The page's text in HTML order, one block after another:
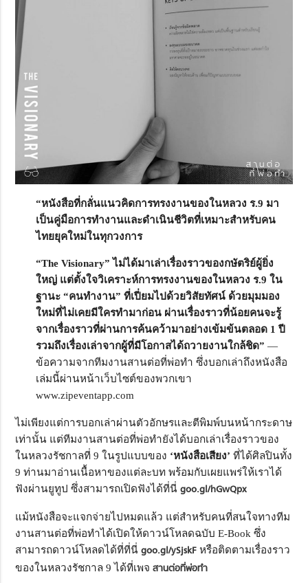
“หนังสือที่กลั่นแนวคิดการทรงงานของในหลวง ร.9 มา
เป็นคู่มือการทำงานและดำเนินชีวิตที่เหมาะสำหรับคน
ไทยยุคใหม่ในทุกวงการ
“The Visionary” ไม่ได้มาเล่าเรื่องราวของกษัตริย์ผู้ยิ่ง
ใหญ่ แต่ตั้งใจวิเคราะห์การทรงงานของในหลวง ร.9 ใน
ฐานะ “คนทำงาน” ที่เปี่ยมไปด้วยวิสัยทัศน์ ด้วยมุมมอง
ใหม่ที่ไม่เคยมีใครทำมาก่อน ผ่านเรื่องราวที่น้อยคนจะรู้
จากเรื่องราวที่ผ่านการค้นคว้ามาอย่างเข้มข้นตลอด 1 ปี
รวมถึงเรื่องเล่าจากผู้ที่มีโอกาสได้ถวายงานใกล้ชิด” —
ข้อความจากทีมงานสานต่อที่พ่อทำ ซึ่งบอกเล่าถึงหนังสือ
เล่มนี้ผ่านหน้าเว็บไซต์ของพวกเขา
www.zipeventapp.com
ไม่เพียงแต่การบอกเล่าผ่านตัวอักษรและตีพิมพ์บนหน้ากระดาษ
เท่านั้น แต่ทีมงานสานต่อที่พ่อทำยังได้บอกเล่าเรื่องราวของ
ในหลวงรัชกาลที่ 9 ในรูปแบบของ ‘หนังสือเสียง’ ที่ได้ศิลปินทั้ง
9 ท่านมาอ่านเนื้อหาของแต่ละบท พร้อมกับเผยแพร่ให้เราได้
ฟังผ่านยูทูป ซึ่งสามารถเปิดฟังได้ที่นี่goo.gl/hGwQpx
แม้หนังสือจะแจกจ่ายไปหมดแล้ว แต่สำหรับคนที่สนใจทางทีม
งานสานต่อที่พ่อทำได้เปิดให้ดาวน์โหลดฉบับ E-Book ซึ่ง
สามารถดาวน์โหลดได้ที่ที่นี่goo.gl/ySjskF หรือติดตามเรื่องราว
ของในหลวงรัชกาล 9 ได้ที่เพจสานต่อที่พ่อทำ